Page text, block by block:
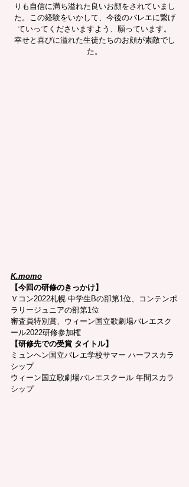
りも自信に満ち溢れた良いお顔をされていまし
た。この経験をいかして、今後のバレエに繋げ
ていってくださいますよう、願っています。
幸せと喜びに溢れた生徒たちのお顔が素敵でし
た。
K.momo
【今回の研修のきっかけ】
Ｖコン2022札幌 中学生Bの部第1位、コンテンポ
ラリージュニアの部第1位
審査員特別賞、ウィーン国立歌劇場バレエスク
ール2022研修参加権
【研修先での受賞 タイトル】
ミュンヘン国立バレエ学校サマー ハーフスカラ
シップ
ウィーン国立歌劇場バレエスクール 年間スカラ
シップ